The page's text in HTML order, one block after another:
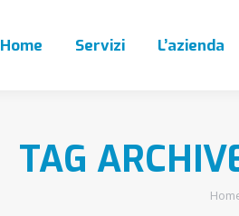
Home Servizi L’azienda
TAG
You